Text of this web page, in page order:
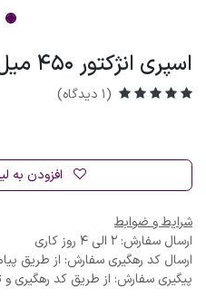
اسپری انژکتور 450 میل پورشه
(1 دیدگاه)
افزودن به
شرایط و ضوابط
ارسال سفارش: 2 الی 4 روز کاری
ارسال کد رهگیری سفارش: از طریق
پیگیری سفارش: از طریق کد رهگیری و